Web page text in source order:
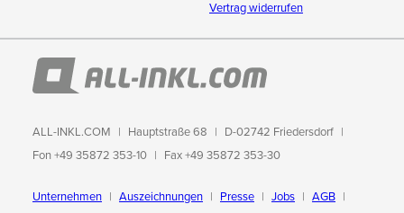
Vertrag widerrufen
ALL-INKL.COM Hauptstraße 68
D-02742 Friedersdorf
Fon +49 35872 353-10
Fax +49 35872 353-30
Unternehmen Auszeichnungen Presse Jobs AGB